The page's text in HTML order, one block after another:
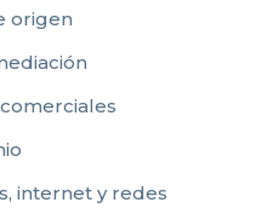
origen
internet y redes